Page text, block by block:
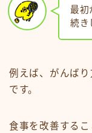
最初
続き
例えば、がんば
です。
食事を改善する